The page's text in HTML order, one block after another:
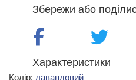
Збережи або
Характеристики
Колір: лавандовий